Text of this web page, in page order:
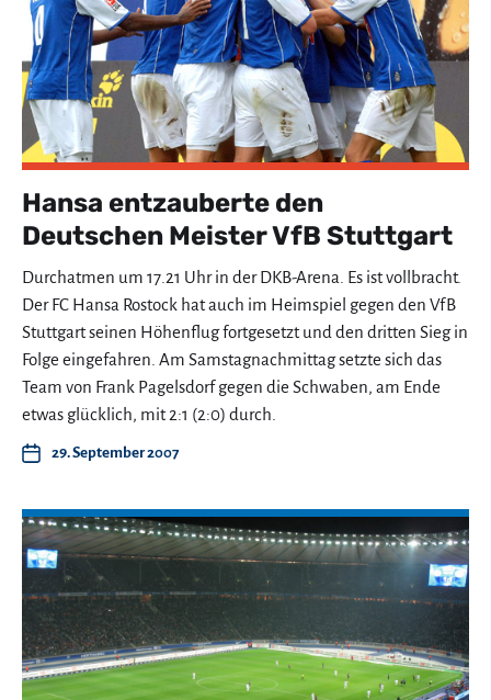
Hansa entzauberte den
Deutschen Meister VfB Stuttgart
Durchatmen um 17.21 Uhr in der DKB-Arena. Es ist vollbracht.
Der FC Hansa Rostock hat auch im Heimspiel gegen den VfB
Stuttgart seinen Höhenflug fortgesetzt und den dritten Sieg in
Folge eingefahren. Am Samstagnachmittag setzte sich das
Team von Frank Pagelsdorf gegen die Schwaben, am Ende
etwas glücklich, mit 2:1 (2:0) durch.
29. September 2007